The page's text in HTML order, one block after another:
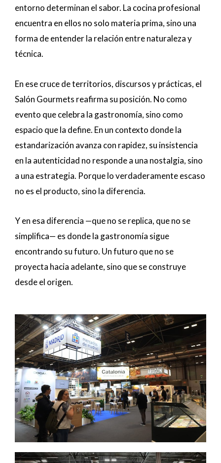
entorno determinan el sabor. La cocina profesional
encuentra en ellos no solo materia prima, sino una
forma de entender la relación entre naturaleza y
técnica.
En ese cruce de territorios, discursos y prácticas, el
Salón Gourmets reafirma su posición. No como
evento que celebra la gastronomía, sino como
espacio que la define. En un contexto donde la
estandarización avanza con rapidez, su insistencia
en la autenticidad no responde a una nostalgia, sino
a una estrategia. Porque lo verdaderamente escaso
no es el producto, sino la diferencia.
Y en esa diferencia —que no se replica, que no se
simplifica— es donde la gastronomía sigue
encontrando su futuro. Un futuro que no se
proyecta hacia adelante, sino que se construye
desde el origen.